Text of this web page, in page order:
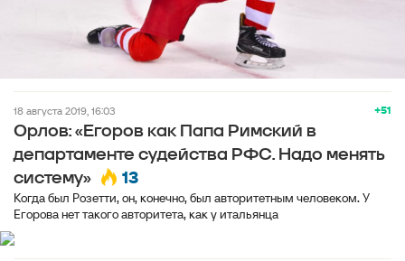
+51
18 августа 2019, 16:03
Орлов: «Егоров как Папа Римский в
департаменте судейства РФС. Надо менять
систему»
13
Когда был Розетти, он, конечно, был авторитетным человеком. У
Егорова нет такого авторитета, как у итальянца